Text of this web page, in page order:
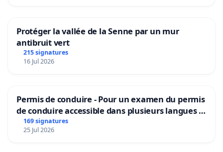
Protéger la vallée de la Senne par un mur
antibruit vert
215 signatures
16 Jul 2026
Permis de conduire - Pour un examen du permis
de conduire accessible dans plusieurs langues à
Bruxelles
169 signatures
25 Jul 2026